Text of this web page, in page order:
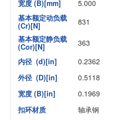
宽度 (B)[mm]
5.000
基本额定动负载
(Cr)[N]
831
基本额定静负载
(Cor)[N]
363
内径 (d)[in]
0.2362
外径 (D)[in]
0.5118
宽度 (B)[in]
0.1969
扣环材质
轴承钢